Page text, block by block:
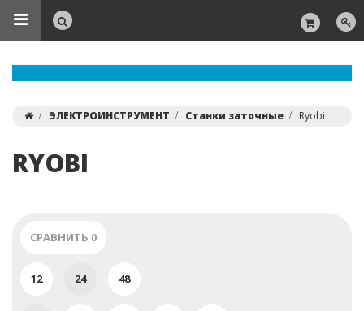
ЭЛЕКТРОИНСТРУМЕНТ Станки заточные Ryobi
RYOBI
СРАВНИТЬ 0
12 24 48